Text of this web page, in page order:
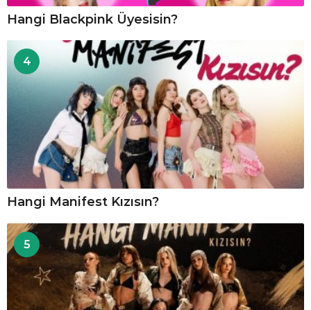
Hangi Blackpink Üyesisin?
4
Hangi Manifest Kızısın?
5